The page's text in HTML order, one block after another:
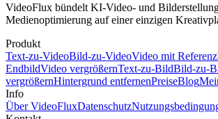
VideoFlux bündelt KI-Video- und
Medienoptimierung auf einer einzigen
Produkt
Text-zu-VideoBild-zu-VideoVideo mit
EndbildVideo vergrößernText-zu-BildBild-zu-
vergrößernHintergrund entfernenPreiseBlog
Info
Über VideoFluxDatenschutz